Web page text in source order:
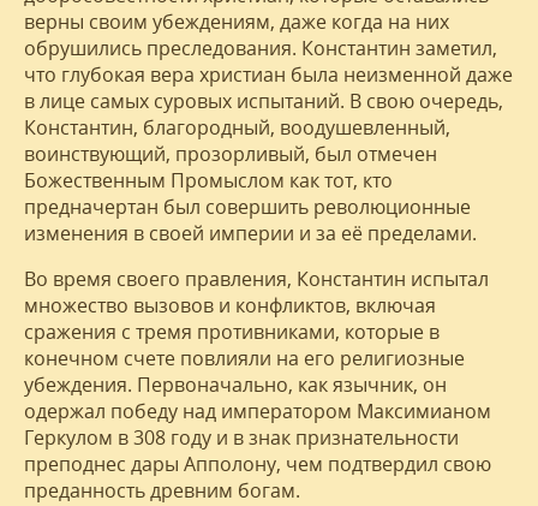
верны своим убеждениям, даже когда на них
обрушились преследования. Константин заметил,
что глубокая вера христиан была неизменной даже
в лице самых суровых испытаний. В свою очередь,
Константин, благородный, воодушевленный,
воинствующий, прозорливый, был отмечен
Божественным Промыслом как тот, кто
предначертан был совершить революционные
изменения в своей империи и за её пределами.
Во время своего правления, Константин испытал
множество вызовов и конфликтов, включая
сражения с тремя противниками, которые в
конечном счете повлияли на его религиозные
убеждения. Первоначально, как язычник, он
одержал победу над императором Максимианом
Геркулом в 308 году и в знак признательности
преподнес дары Апполону, чем подтвердил свою
преданность древним богам.